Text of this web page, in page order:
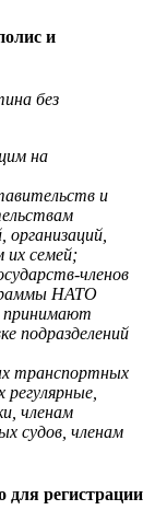
и
без
на
и
их семей;
членов
НАТО
принимают
подразделений
транспортных
членам
судов, членам
для регистрации